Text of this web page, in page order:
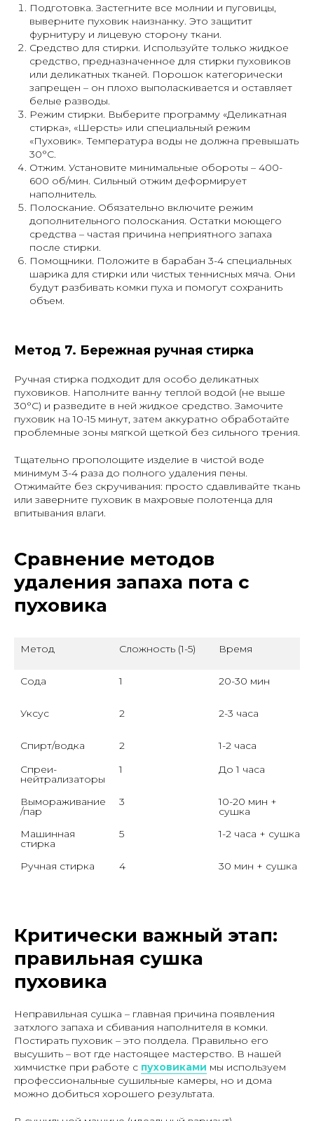
Подготовка. Застегните все молнии и пуговицы,
выверните пуховик наизнанку. Это защитит
фурнитуру и лицевую сторону ткани.
Средство для стирки. Используйте только жидкое
средство, предназначенное для стирки пуховиков
или деликатных тканей. Порошок категорически
запрещен – он плохо выполаскивается и оставляет
белые разводы.
Режим стирки. Выберите программу «Деликатная
стирка», «Шерсть» или специальный режим
«Пуховик». Температура воды не должна превышать
30°C.
Отжим. Установите минимальные обороты – 400-
600 об/мин. Сильный отжим деформирует
наполнитель.
Полоскание. Обязательно включите режим
дополнительного полоскания. Остатки моющего
средства – частая причина неприятного запаха
после стирки.
Помощники. Положите в барабан 3-4 специальных
шарика для стирки или чистых теннисных мяча. Они
будут разбивать комки пуха и помогут сохранить
объем.
Метод 7. Бережная ручная стирка
Ручная стирка подходит для особо деликатных
пуховиков. Наполните ванну теплой водой (не выше
30°C) и разведите в ней жидкое средство. Замочите
пуховик на 10-15 минут, затем аккуратно обработайте
проблемные зоны мягкой щеткой без сильного трения.
Тщательно прополощите изделие в чистой воде
минимум 3-4 раза до полного удаления пены.
Отжимайте без скручивания: просто сдавливайте ткань
или заверните пуховик в махровые полотенца для
впитывания влаги.
Сравнение методов
удаления запаха пота с
пуховика
Метод Сложность (1-5) Время
Сода 1 20-30 мин
Уксус 2 2-3 часа
Спирт/водка 2
1-2 часа
Спреи-
нейтрализаторы
1 До 1 часа
Вымораживание
/пар
3 10-20 мин +
сушка
Машинная
стирка
5 1-2 часа + сушка
Ручная стирка 4 30 мин + сушка
Критически важный этап:
правильная сушка
пуховика
Неправильная сушка – главная причина появления
затхлого запаха и сбивания наполнителя в комки.
Постирать пуховик – это полдела. Правильно его
высушить – вот где настоящее мастерство. В нашей
химчистке при работе с пуховиками мы используем
профессиональные сушильные камеры, но и дома
можно добиться хорошего результата.